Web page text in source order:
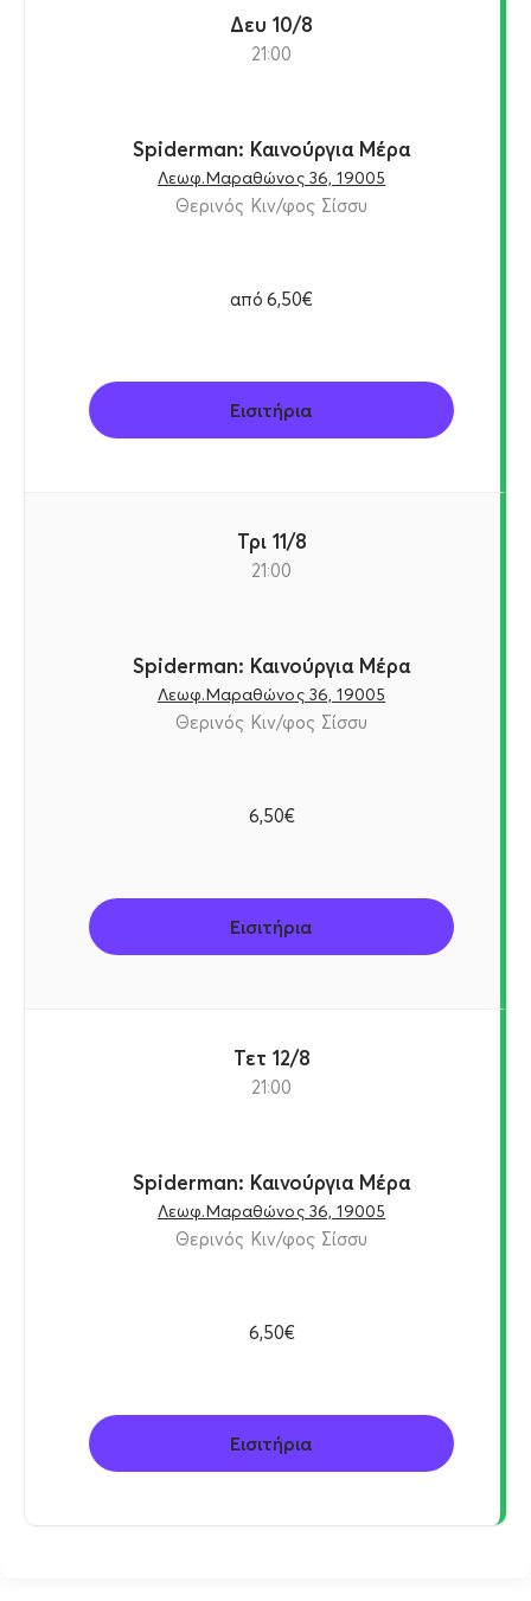
Δευ 10/8
21:00
Spiderman: Καινούργια Μέρα
Λεωφ.Μαραθώνος 36, 19005
Θερινός Κιν/φος Σίσσυ
από 6,50€
Εισιτήρια
Τρι 11/8
21:00
Spiderman: Καινούργια Μέρα
Λεωφ.Μαραθώνος 36, 19005
Θερινός Κιν/φος Σίσσυ
6,50€
Εισιτήρια
Τετ 12/8
21:00
Spiderman: Καινούργια Μέρα
Λεωφ.Μαραθώνος 36, 19005
Θερινός Κιν/φος Σίσσυ
6,50€
Εισιτήρια